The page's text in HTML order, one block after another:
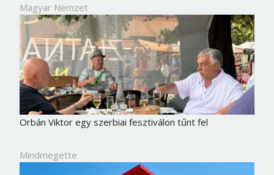
Magyar Nemzet
Orbán Viktor egy szerbiai fesztiválon tűnt fel
Mindmegette